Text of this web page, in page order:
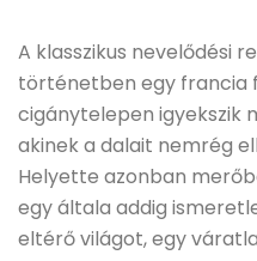
A klasszikus nevelődési
történetben egy francia
cigánytelepen igyekszik
akinek a dalait nemrég
Helyette azonban
egy általa addig
eltérő világot, egy